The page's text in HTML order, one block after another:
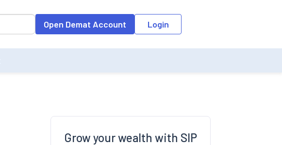
Open Demat Account Login
Grow your wealth with SIP